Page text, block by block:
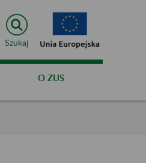
Szukaj
O ZUS